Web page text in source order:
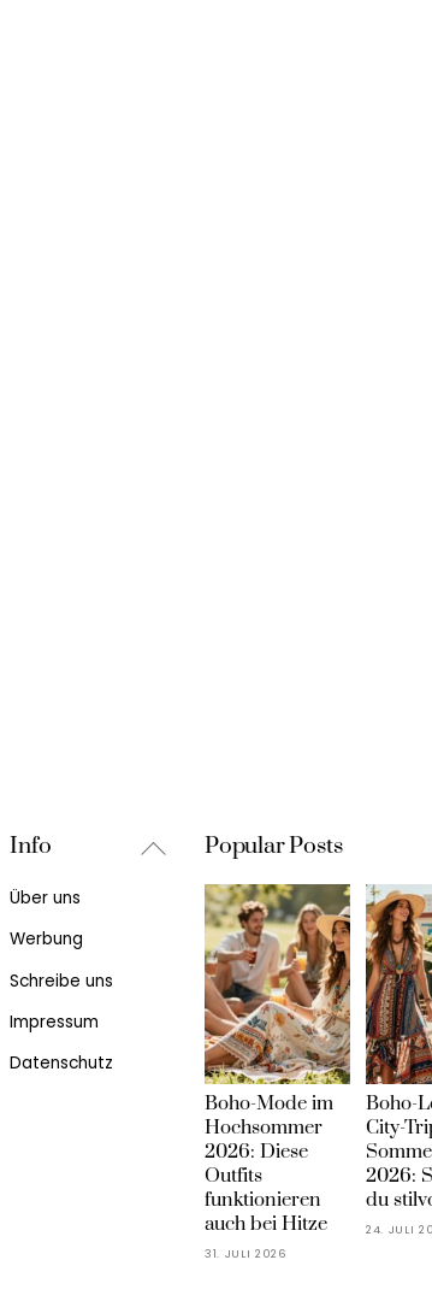
Back
Info
Über uns
Werbung
Schreibe uns
Impressum
Datenschutz
Popular Posts
Boho-Mode im
Hochsommer
2026: Diese
Outfits
funktionieren
auch bei Hitze
31. JULI 2026
Boho-
City-
2026:
du
24. JULI